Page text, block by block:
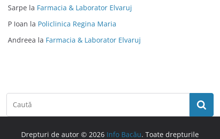
Sarpe la Farmacia & Laborator Elvaruj
P Ioan la Policlinica Regina Maria
Andreea la Farmacia & Laborator Elvaruj
Drepturi de autor © 2026 Info Bacău. Toate drepturile